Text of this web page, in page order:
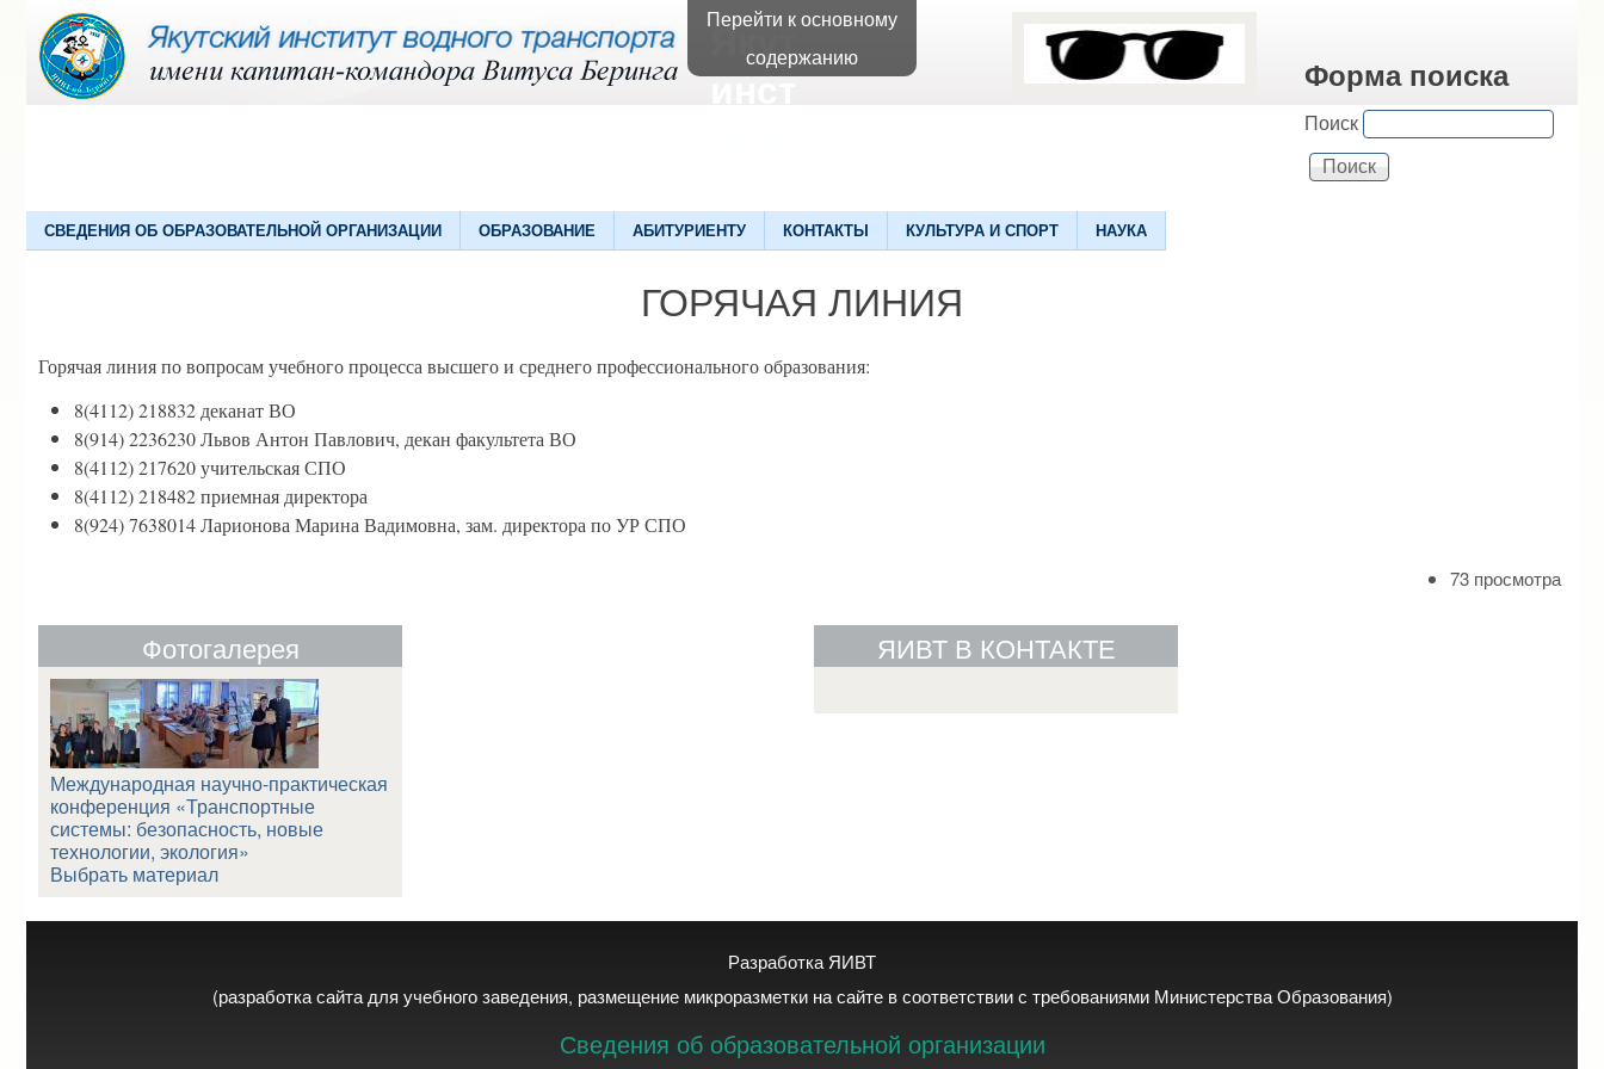
Перейти к основному
содержанию
Якутский
институт
Форма поиска
Поиск
СВЕДЕНИЯ ОБ ОБРАЗОВАТЕЛЬНОЙ ОРГАНИЗАЦИИ ОБРАЗОВАНИЕ АБИТУРИЕНТУ КОНТАКТЫ КУЛЬТУРА И СПОРТ НАУКА
ГОРЯЧАЯ ЛИНИЯ
Горячая линия по вопросам учебного процесса высшего и среднего профессионального образования:
8(4112) 218832 деканат ВО
8(914) 2236230 Львов Антон Павлович, декан факультета ВО
8(4112) 217620 учительская СПО
8(4112) 218482 приемная директора
8(924) 7638014 Ларионова Марина Вадимовна, зам. директора по УР СПО
73 просмотра
Фотогалерея
Международная научно-практическая
конференция «Транспортные
системы: безопасность, новые
технологии, экология»
Выбрать материал
ЯИВТ В КОНТАКТЕ
Разработка ЯИВТ
(разработка сайта для учебного заведения, размещение микроразметки на сайте в соответствии с требованиями Министерства Образования)
Сведения об образовательной организации